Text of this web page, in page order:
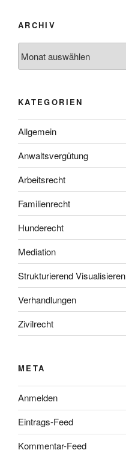
ARCHIV
KATEGORIEN
Allgemein
Anwaltsvergütung
Arbeitsrecht
Familienrecht
Hunderecht
Mediation
Strukturierend Visualisieren
Verhandlungen
Zivilrecht
META
Anmelden
Eintrags-Feed
Kommentar-Feed